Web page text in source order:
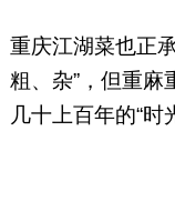
重庆江湖菜也正
粗、杂”，但重麻
几十上百年的“时